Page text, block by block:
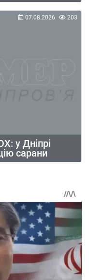
у Дніпрі
сарани
07.08.2026 203